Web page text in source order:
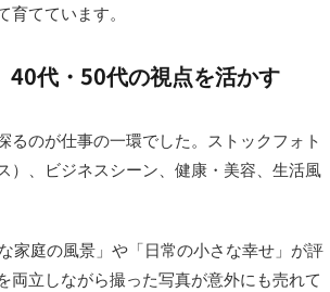
てています。
40代・50代の視点を活かす
のが仕事の一環でした。ストックフォト
）、ビジネスシーン、健康・美容、生活風
家庭の風景」や「日常の小さな幸せ」が評
立しながら撮った写真が意外にも売れて